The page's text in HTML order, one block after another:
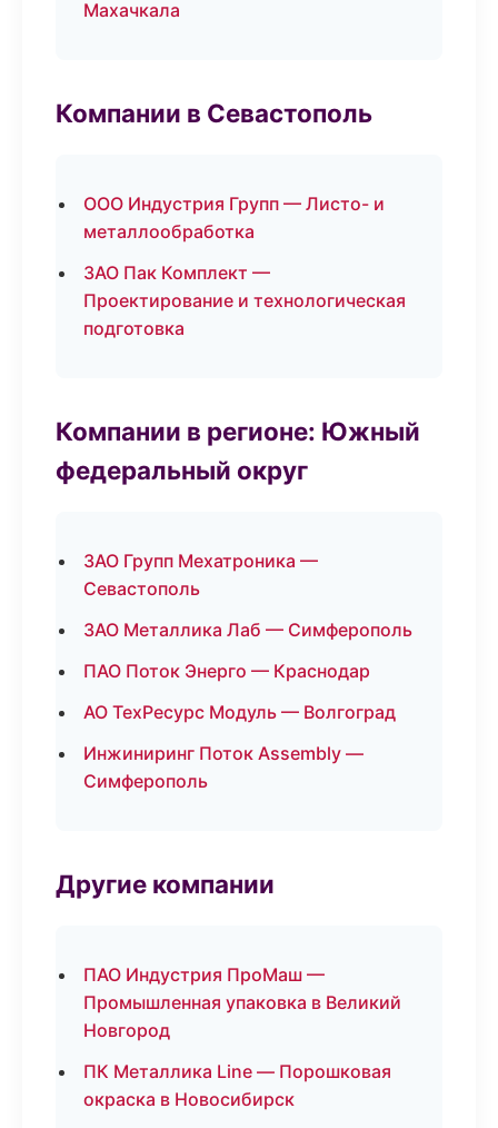
Махачкала
Компании в Севастополь
ООО Индустрия Групп — Листо- и
металлообработка
ЗАО Пак Комплект —
Проектирование и технологическая
подготовка
Компании в регионе: Южный
федеральный округ
ЗАО Групп Мехатроника —
Севастополь
ЗАО Металлика Лаб — Симферополь
ПАО Поток Энерго — Краснодар
АО ТехРесурс Модуль — Волгоград
Инжиниринг Поток Assembly —
Симферополь
Другие компании
ПАО Индустрия ПроМаш —
Промышленная упаковка в Великий
Новгород
ПК Металлика Line — Порошковая
окраска в Новосибирск